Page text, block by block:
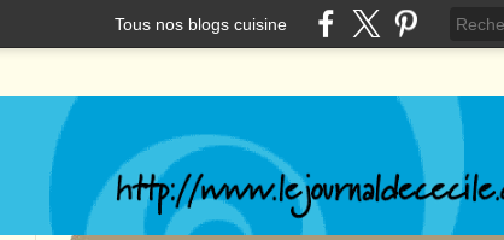
Tous nos blogs cuisine